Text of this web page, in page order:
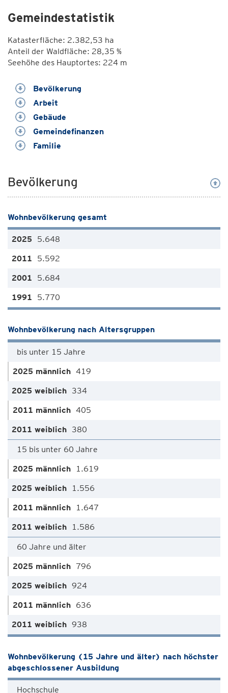
Gemeindestatistik
Katasterfläche: 2.382,53 ha
Anteil der Waldfläche: 28,35 %
Seehöhe des Hauptortes: 224 m
Bevölkerung
Arbeit
Gebäude
Gemeindefinanzen
Familie
Bevölkerung
Wohnbevölkerung gesamt
5.648
5.592
5.684
5.770
Wohnbevölkerung nach Altersgruppen
bis unter 15 Jahre
419
334
405
380
15 bis unter 60 Jahre
1.619
1.556
1.647
1.586
60 Jahre und älter
796
924
636
938
Wohnbevölkerung (15 Jahre und älter) nach höchster
abgeschlossener Ausbildung
Hochschule